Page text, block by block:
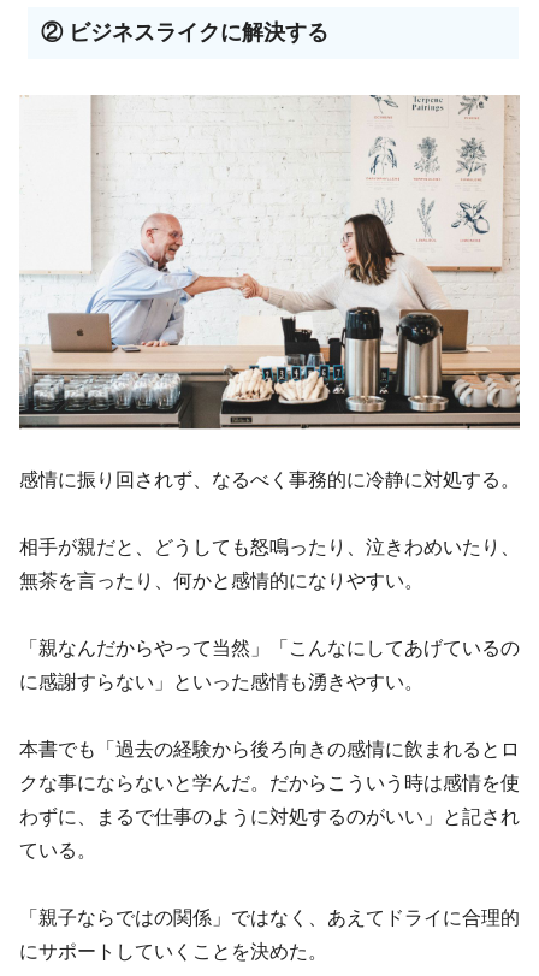
② ビジネスライクに解決する
感情に振り回されず、なるべく事務的に冷静に対処する。
相手が親だと、どうしても怒鳴ったり、泣きわめいたり、
無茶を言ったり、何かと感情的になりやすい。
「親なんだからやって当然」「こんなにしてあげているの
に感謝すらない」といった感情も湧きやすい。
本書でも「過去の経験から後ろ向きの感情に飲まれるとロ
クな事にならないと学んだ。だからこういう時は感情を使
わずに、まるで仕事のように対処するのがいい」と記され
ている。
「親子ならではの関係」ではなく、あえてドライに合理的
にサポートしていくことを決めた。